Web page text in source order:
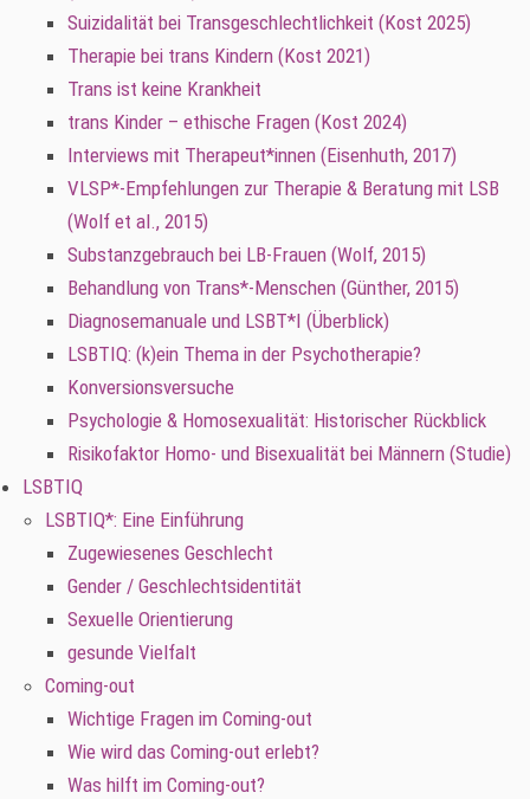
Suizidalität bei Transgeschlechtlichkeit (Kost 2025)
Therapie bei trans Kindern (Kost 2021)
Trans ist keine Krankheit
trans Kinder – ethische Fragen (Kost 2024)
Interviews mit Therapeut*innen (Eisenhuth, 2017)
VLSP*-Empfehlungen zur Therapie & Beratung mit LSB
(Wolf et al., 2015)
Substanzgebrauch bei LB-Frauen (Wolf, 2015)
Behandlung von Trans*-Menschen (Günther, 2015)
Diagnosemanuale und LSBT*I (Überblick)
LSBTIQ: (k)ein Thema in der Psychotherapie?
Konversionsversuche
Psychologie & Homosexualität: Historischer Rückblick
Risikofaktor Homo- und Bisexualität bei Männern (Studie)
LSBTIQ
LSBTIQ*: Eine Einführung
Zugewiesenes Geschlecht
Gender / Geschlechtsidentität
Sexuelle Orientierung
gesunde Vielfalt
Coming-out
Wichtige Fragen im Coming-out
Wie wird das Coming-out erlebt?
Was hilft im Coming-out?